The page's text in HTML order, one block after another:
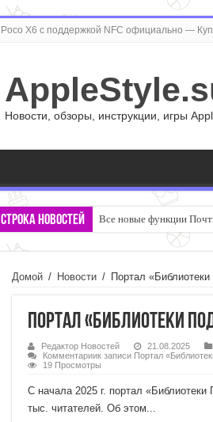
Poco X6 с поддержкой NFC официально —
Новости, обзоры, инструкции, игры
Строка новостей Все новые функции
Домой / Новости / Портал
Портал «Библиотеки
Редактор Новостей 21.08.2025
Комментариик записи Портал
19 Просмотры
С начала 2025 г. портал
тыс. читателей. Об этом...